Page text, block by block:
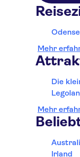
Odense
Mehr
Die
Mehr
Irland